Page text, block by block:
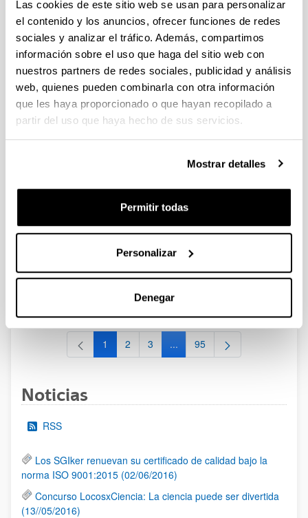
Las cookies de este sitio web se usan para personalizar
el contenido y los anuncios, ofrecer funciones de redes
sociales y analizar el tráfico. Además, compartimos
información sobre el uso que haga del sitio web con
nuestros partners de redes sociales, publicidad y análisis
web, quienes pueden combinarla con otra información
que les haya proporcionado o que hayan recopilado a
partir del uso que haya hecho de sus servicios.
Mostrar detalles
Permitir todas
Personalizar
Denegar
FUNDACION LA CAIXA JUNIOR LEADER RETAINING
PROGRAMME 2027
CONVOCATORIA PARA LA CONTRATACIÓN DE
PERSONAL INVESTIGADOR DOCTOR EN LA UPV/EHU
(2026)
Trámite abierto (Plazo de presentación de solicitudes: 03/06/2026 -
25/06/2026 23:59)
16/07/2026: Listado provisional de solicitudes admitidas y
al 30/07/2026 (ambos incluídos)
PERSONAL INVESTIGADOR EN FORMACIÓN EN LA EHU
FINANCIADO CON RECURSOS PROPIOS DE UN
Página
1 Página
2 Página
3 ...Páginas intermedias Use TAB
Página
95
Noticias
RSS
Los SGIker renuevan su certificado de calidad bajo la
norma ISO 9001:2015 (02/06/2016)
Concurso LocosxCiencia: La ciencia puede ser divertida
(13//05/2016)